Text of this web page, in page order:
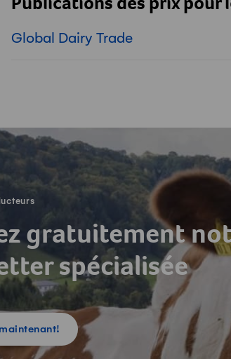
Publications des prix pour
Global Dairy Trade
gratuitement
spécialisée